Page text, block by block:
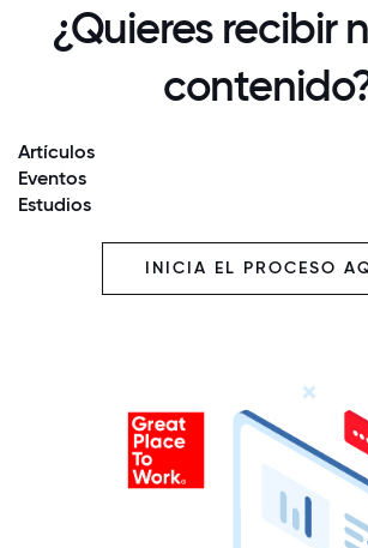
¿Quieres recibir
Artículos
Eventos
Estudios
INICIA EL PROCESO